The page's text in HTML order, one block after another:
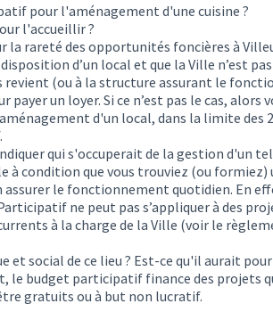
pour l'aménagement d'une cuisine ?
l'accueillir ?
rareté des opportunités foncières à
d’un local et que la Ville n’est
(ou à la structure assurant le
un loyer. Si ce n’est pas le cas, alors
d'un local, dans la limite des
qui s'occuperait de la gestion d'un tel
à condition que vous trouviez (ou formiez)
le fonctionnement quotidien. En
ne peut pas s’appliquer à des
à la charge de la Ville (voir le
et social de ce lieu ? Est-ce qu'il aurait
le budget participatif finance des projets
gratuits ou à but non lucratif.